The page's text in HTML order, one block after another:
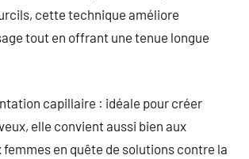
cette technique améliore
tout en offrant une tenue longue
capillaire : idéale pour créer
elle convient aussi bien aux
femmes en quête de solutions contre la